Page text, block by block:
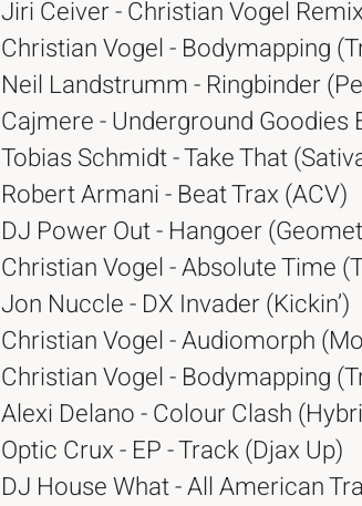
Jiri Ceiver - Christian Vogel
Christian Vogel - Bodymapping
Neil Landstrumm - Ringbinder
Cajmere - Underground Goodies
Tobias Schmidt - Take That
Robert Armani - Beat Trax (ACV)
DJ Power Out - Hangoer
Christian Vogel - Absolute Time
Jon Nuccle - DX Invader (Kickin’)
Christian Vogel - Audiomorph
Christian Vogel - Bodymapping
Alexi Delano - Colour Clash
Optic Crux - EP - Track (Djax Up)
DJ House What - All American